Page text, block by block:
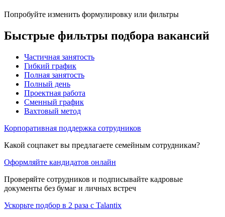
Попробуйте изменить формулировку или фильтры
Быстрые фильтры подбора вакансий
Частичная занятость
Гибкий график
Полная занятость
Полный день
Проектная работа
Сменный график
Вахтовый метод
Корпоративная поддержка сотрудников
Какой соцпакет вы предлагаете семейным сотрудникам?
Оформляйте кандидатов онлайн
Проверяйте сотрудников и подписывайте кадровые
документы без бумаг и личных встреч
Ускорьте подбор в 2 раза с Talantix